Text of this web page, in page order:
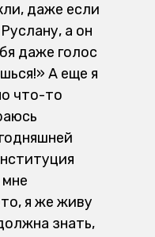
даже если
а он
даже голос
А еще я
что-то
я же живу
знать,